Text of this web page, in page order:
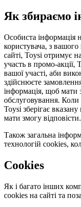
Як збираємо
Особиста інформація
користувача, з
сайті, Toysi отримує
участь в промо-акції,
вашої участі, аби
здійснюєте
інформація, щоб мати
обслуговування. Коли
Toysi зберігає
мати змогу відповісти.
Також загальна
технологій cookies,
Cookies
Як і багато інших
cookies на сайті та